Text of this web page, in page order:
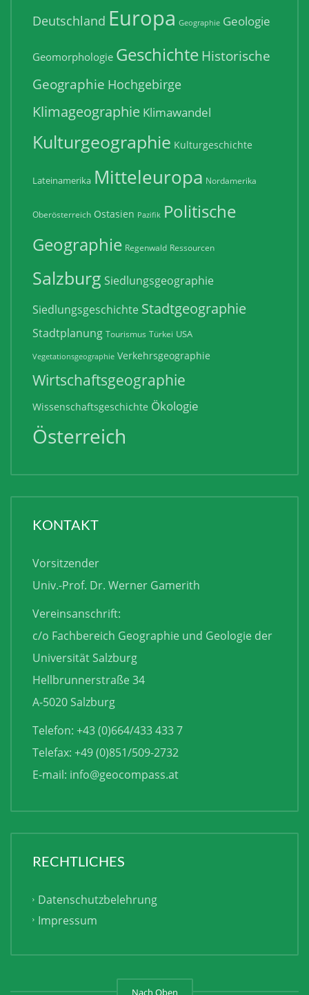
Deutschland Europa Geographie Geologie
Geomorphologie GeschichteHistorische
Geographie Hochgebirge
Klimageographie Klimawandel
Kulturgeographie Kulturgeschichte
Lateinamerika Mitteleuropa Nordamerika
Oberösterreich Ostasien Pazifik Politische
Geographie Regenwald Ressourcen
Salzburg Siedlungsgeographie
Siedlungsgeschichte Stadtgeographie
Stadtplanung Tourismus Türkei USA
Vegetationsgeographie Verkehrsgeographie
Wirtschaftsgeographie
Wissenschaftsgeschichte Ökologie
Österreich
KONTAKT
Vorsitzender
Univ.-Prof. Dr. Werner Gamerith
Vereinsanschrift:
c/o Fachbereich Geographie und Geologie der
Universität Salzburg
Hellbrunnerstraße 34
A-5020 Salzburg
Telefon: +43 (0)664/433 433 7
Telefax: +49 (0)851/509-2732
E-mail: info@geocompass.at
RECHTLICHES
Datenschutzbelehrung
Impressum